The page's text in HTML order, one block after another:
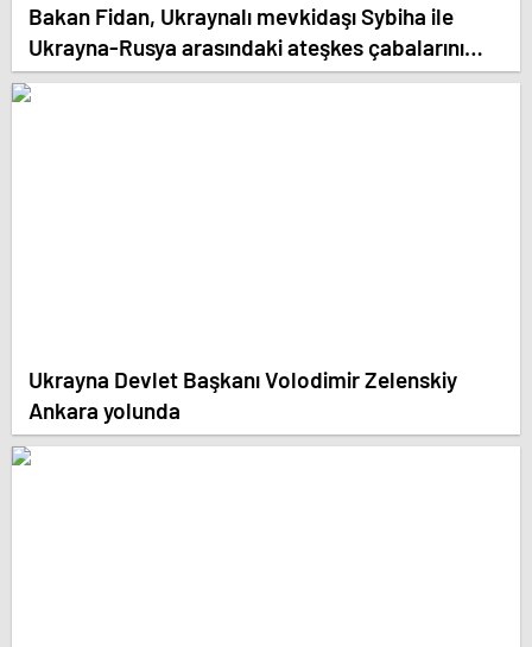
Bakan Fidan, Ukraynalı mevkidaşı Sybiha ile
Ukrayna-Rusya arasındaki ateşkes çabalarını
görüştü
Ukrayna Devlet Başkanı Volodimir Zelenskiy
Ankara yolunda